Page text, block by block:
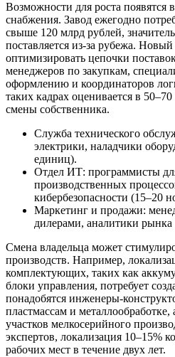
Возможности для роста появятся
снабжения. Завод ежегодно
свыше 120 млрд рублей,
поставляется из-за рубежа.
оптимизировать цепочки
менеджеров по закупкам,
оформлению и координаторов
таких кадрах оценивается в
смены собственника.
Служба технического
электрики, наладчики
единиц).
Отдел ИТ: программисты
производственных
кибербезопасности (15–20
Маркетинг и продажи:
дилерами, аналитики
Смена владельца может
производств. Например,
комплектующих, таких как
блоки управления, потребует
понадобятся инженеры-
пластмассам и металлообработке,
участков мелкосерийного
экспертов, локализация 10–15%
рабочих мест в течение двух лет.